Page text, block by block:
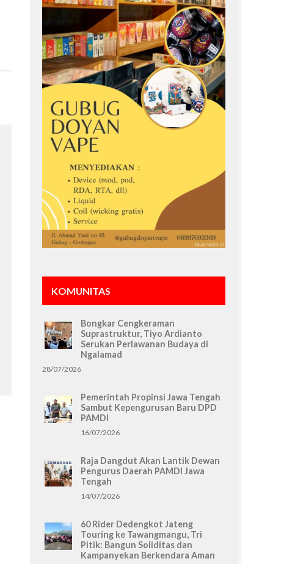
KOMUNITAS
Bongkar Cengkeraman
Suprastruktur, Tiyo Ardianto
Serukan Perlawanan Budaya di
Ngalamad
28/07/2026
Pemerintah Propinsi Jawa Tengah
Sambut Kepengurusan Baru DPD
PAMDI
16/07/2026
Raja Dangdut Akan Lantik Dewan
Pengurus Daerah PAMDI Jawa
Tengah
14/07/2026
60 Rider Dedengkot Jateng
Touring ke Tawangmangu, Tri
Pitik: Bangun Soliditas dan
Kampanyekan Berkendara Aman